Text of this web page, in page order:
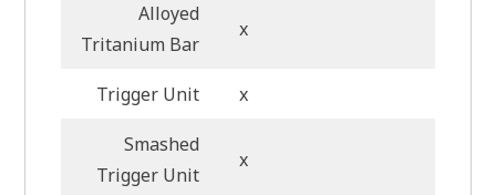
Alloyed
Tritanium Bar
x
Trigger Unit x
Smashed
Trigger Unit
x